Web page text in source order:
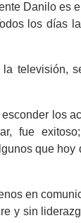
Danilo es
los días
televisión,
los
fue
que hoy
en
y sin